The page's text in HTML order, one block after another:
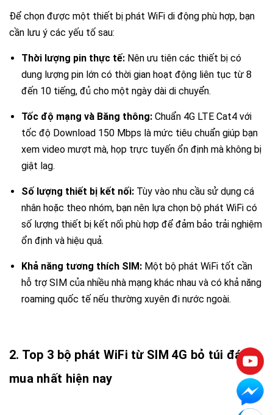
Để chọn được một thiết bị phát WiFi di động phù hợp, bạn
cần lưu ý các yếu tố sau:
Thời lượng pin thực tế: Nên ưu tiên các thiết bị có
dung lượng pin lớn có thời gian hoạt động liên tục từ 8
đến 10 tiếng, đủ cho một ngày dài di chuyển.
Tốc độ mạng và Băng thông: Chuẩn 4G LTE Cat4 với
tốc độ Download 150 Mbps là mức tiêu chuẩn giúp bạn
xem video mượt mà, họp trực tuyến ổn định mà không bị
giật lag.
Số lượng thiết bị kết nối: Tùy vào nhu cầu sử dụng cá
nhân hoặc theo nhóm, bạn nên lựa chọn bộ phát WiFi có
số lượng thiết bị kết nối phù hợp để đảm bảo trải nghiệm
ổn định và hiệu quả.
Khả năng tương thích SIM: Một bộ phát WiFi tốt cần
hỗ trợ SIM của nhiều nhà mạng khác nhau và có khả năng
roaming quốc tế nếu thường xuyên đi nước ngoài.
2. Top 3 bộ phát WiFi từ SIM 4G bỏ túi đáng
mua nhất hiện nay